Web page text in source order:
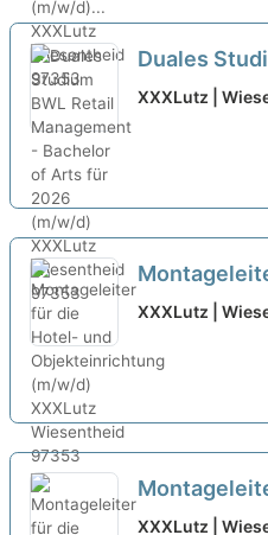
Duales
XXXLutz |
XXXLutz |
XXXLutz |